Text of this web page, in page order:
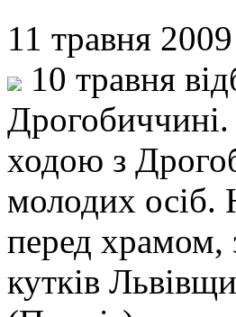
11 травня 2009
10 травня
ходою з
молодих осіб.
перед храмом,
кутків